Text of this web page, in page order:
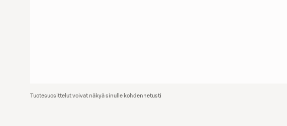
Tuotesuosittelut voivat näkyä sinulle kohdennetusti